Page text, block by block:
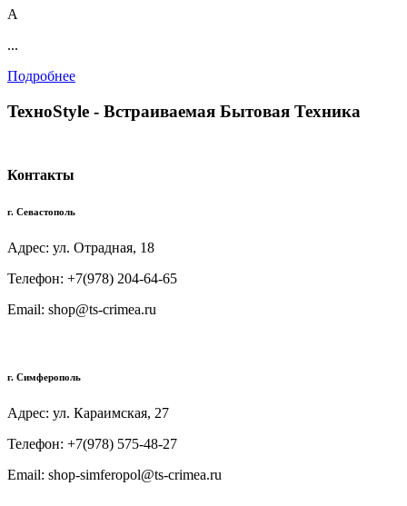
А
...
Подробнее
TexноStyle - Встраиваемая Бытовая Техника
Контакты
г. Севастополь
Адрес: ул. Отрадная, 18
Телефон: +7(978) 204-64-65
Email: shop@ts-crimea.ru
г. Симферополь
Адрес: ул. Караимская, 27
Телефон: +7(978) 575-48-27
Email: shop-simferopol@ts-crimea.ru